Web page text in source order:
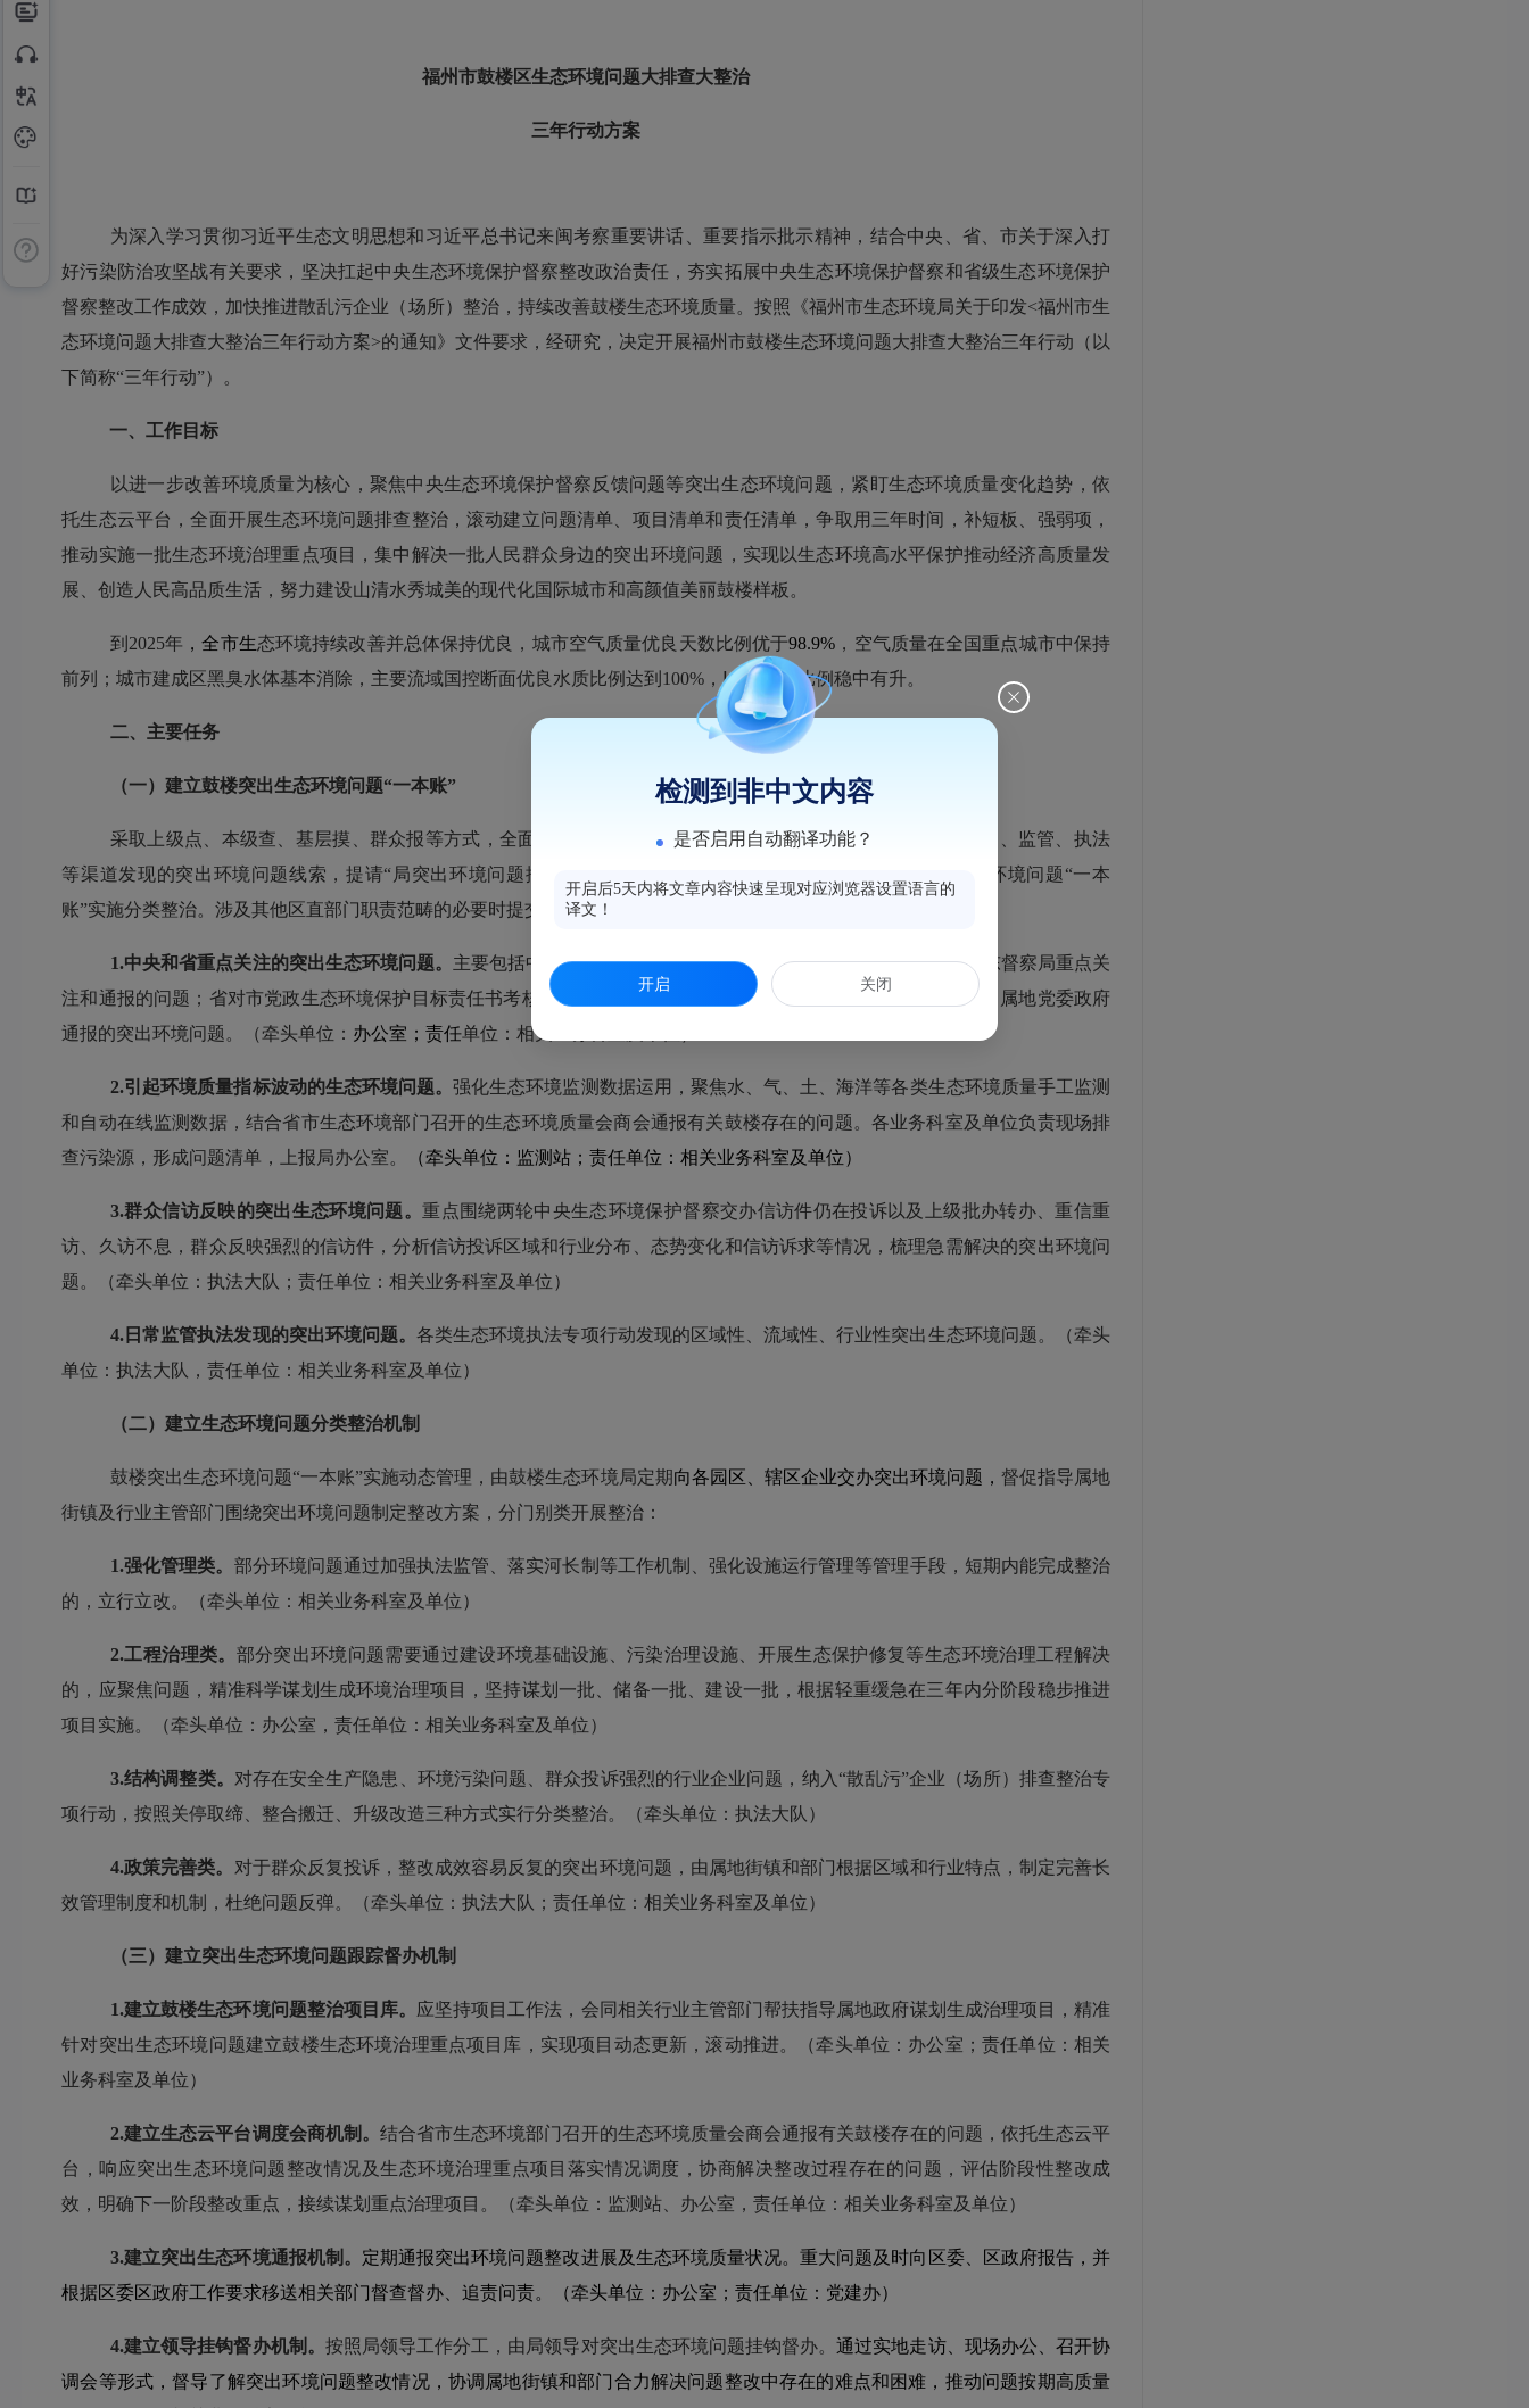
福州市鼓楼区生态环境问题大排查大整治
三年行动方案
为深入学习贯彻习近平生态文明思想和习近平总书记来闽考察重要讲话、重要指示批示精神，结合中央、省、市关于深入打
好污染防治攻坚战有关要求，坚决扛起中央生态环境保护督察整改政治责任，夯实拓展中央生态环境保护督察和省级生态环境保护
督察整改工作成效，加快推进散乱污企业（场所）整治，持续改善鼓楼生态环境质量。 按照《福州市生态环境局关于印发<福州市生
态环境问题大排查大整治三年行动方案>的通知》 文件要求， 经研究，决定开展福州市鼓楼生态环境问题大排查大整治三年行动（以
下简称“三年行动”）。
一、工作目标
以进一步改善环境质量为核心，聚焦中央生态环境保护督察反馈问题等突出生态环境问题，紧盯生态环境质量变化趋势，依
托生态云平台，全面开展生态环境问题排查整治，滚动建立问题清单、项目清单和责任清单，争取用三年时间，补短板、强弱项，
推动实施一批生态环境治理重点项目，集中解决一批人民群众身边的突出环境问题，实现以生态环境高水平保护推动经济高质量发
展、创造人民高品质生活，努力建设山清水秀城美的现代化国际城市和高颜值美丽鼓楼样板。
到 2025年 ，全市生态环境持续改善并总体保持优良，城市空气质量优良天数比例优于98.9% ，空气质量在全国重点城市中保持
前列；城市建成区黑臭水体基本消除，主要流域国控断面优良水质比例达到 100%，Ⅰ-Ⅱ类水质比例稳中有升。
二、主要任务
（一）建立鼓楼突出生态环境问题“一本账”
采取上级点、本级查、基层摸、群众报等方式，全面收集中央和省级生态环境保护督察等上级通报问题，监测、监管、执法
等渠道发现的突出环境问题线索，提请“局突出环境问题排查整治三年行动领导小组”研究后，列入 突出生态环境问题“一本
账”实施分类整治。涉及其他区直部门职责范畴的必要时提交 领导层面研究。
1.中央和省重点关注的突出生态环境问题。 主要包括中央和省级生态环境保护督察反馈问题；中央督察办、华东督察局重点关
注和通报的问题；省对市党政生态环境保护目标责任书考核通报问题以及《八闽快讯》通报的问题
；《福州信息》向属地党委政府
通报的突出环境问题。（牵头单位： 办公室 ；责任单位：相关业务科室及单位）
2.引起环境质量指标波动的生态环境问题。强化生态环境监测数据运用，聚焦水、气、土、海洋等各类生态环境质量手工监测
和自动在线监测数据， 结合省市生态环境部门召开的生态环境质量会商会通报有关鼓楼存在的问题。各业务科室及单位负责现场排
查污染源，形成问题清单 ，上报局办公室。 （牵头单位： 监测站 ；责任单位：相关业务科室及单位）
3.群众信访反映的突出生态环境问题。重点围绕两轮中央生态环境保护督察交办信访件仍在投诉以及上级批办转办、重信重
访、久访不息，群众反映强烈的信访件，分析信访投诉区域和行业分布、态势变化和信访诉求等情况，梳理急需解决的突出环境问
题。（牵头单位：执法大队；责任单位：相关业务科室及单位）
4.日常监管执法发现的突出环境问题。各类生态环境执法专项行动发现的区域性、流域性、行业性突出生态环境问题。（牵头
单位：执法大队，责任单位：相关业务科室及单位）
（二）建立生态环境问题分类整治机制
鼓楼突出生态环境问题“一本账”实施动态管理，由鼓楼生态环境局定期向各园区、辖区企业交办突出环境问 题，督促指导属地
街镇及行业主管部门 围绕突出环境问题制定整改方案，分门别类开展整治：
1.强化管理类。 部分环境问题通过加强执法监管、落实河长制等工作机制、强化设施运行管理等管理手段，短期内能完成整治
的，立行立改。（牵头单位：相关业务科室及单位）
2.工程治理类。 部分突出环境问题需要通过建设环境基础设施、污染治理设施、开展生态保护修复等生态环境治理工程解决
的，应聚焦问题，精准科学谋划生成环境治理项目，坚持谋划一批、储备一批、建设一批，根据轻重缓急在三年内分阶段稳步推进
项目实施。（牵头单位： 办公室 ，责任单位：相关业务科室及单位）
3.结构调整类。 对存在安全生产隐患、环境污染问题、群众投诉强烈的行业企业问题，纳入 “散乱污”企业（场所）排查整治专
项行动，按照关停取缔、整合搬迁、升级改造三种方式实行分类整治。（牵头单位：执法大队）
4.政策完善类。 对于群众反复投诉，整改成效容易反复的突出环境问题，由属地街镇和部门根据区域和行业特点，制定完善长
效管理制度和机制，杜绝问题反弹。（牵头单位：执法大队；责任单位：相关业务科室及单位）
（三）建立突出生态环境问题跟踪督办机制
1.建立鼓楼生态环境问题整治项目库。 应坚持项目工作法，会同相关行业主管部门帮扶指导属地政府谋划生成治理项目，精准
针对突出生态环境问题建立鼓楼生态环境治理重点项目库，实现项目动态更新，滚动推进。（牵头单位： 办公室 ；责任单位：相关
业务科室及单位）
2.建立生态云平台调度会商机制 。 结合省市生态环境部门召开的生态环境质量会商会通报有关鼓楼存在的问题 ， 依托生态云平
台， 响应突出生态环境问题整改情况及生态环境治理重 点项目落实情况调度，协商解决整改过程存在的问题，评估阶段性整改成
效，明确下一阶段整改重点，接续谋划重点治理项目。（牵头单位：监测站 办公室 ，责任单位：相关业务科室及单位）
3.建立突出生态环境通报机制。 定期通报突出环境问题整改进展及生态环境质量状况。重大问题及时向 区委、 区政府报告，并
根据区委区政府工作要求移送相关部门督查督办、追责问责。（牵头单位： 办公室 ；责任单位： 党建办）
4.建立领导挂钩督办机制。 按照局领导工作分工，由局领导对突出生态环境问题挂钩督办。通过实地走访、现场办公、召开协
调会等形式，督导了解突出环境问题整改情况，协调属地街镇和部门合力解决问题整改中存在的难点和困难，推动问题按期高质量
检测到非中文内容
是否启用自动翻译功能？
开启后5天内将文章内容快速呈现对应浏览器设置语言的
译文！
开启 关闭